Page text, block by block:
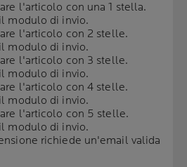
l'articolo con una 1 stella.
modulo di invio.
l'articolo con 2 stelle.
modulo di invio.
l'articolo con 3 stelle.
modulo di invio.
l'articolo con 4 stelle.
modulo di invio.
l'articolo con 5 stelle.
modulo di invio.
richiede un'email valida